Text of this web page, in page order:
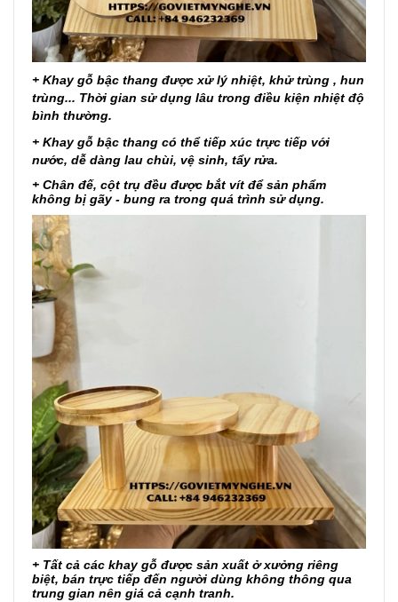
+ Khay gỗ bậc thang được xử lý nhiệt, khử trùng , hun
trùng... Thời gian sử dụng lâu trong điều kiện nhiệt độ
bình thường.
+ Khay gỗ bậc thang có thể tiếp xúc trực tiếp với
nước, dễ dàng lau chùi, vệ sinh, tẩy rửa.
+ Chân đế, cột trụ đều được bắt vít để sản phẩm
không bị gãy - bung ra trong quá trình sử dụng.
+ Tất cả các khay gỗ được sản xuất ở xưởng riêng
biệt, bán trực tiếp đến người dùng không thông qua
trung gian nên giá cả cạnh tranh.